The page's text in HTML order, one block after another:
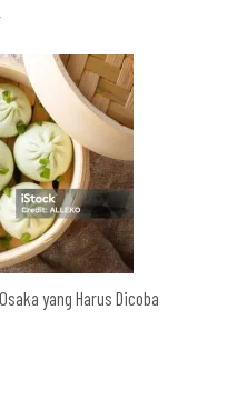
yang Harus Dicoba